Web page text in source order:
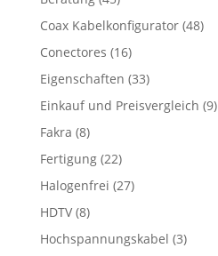
Coax Kabelkonfigurator(48)
Conectores (16)
Eigenschaften (33)
Einkauf und Preisvergleich (9)
Fakra (8)
Fertigung(22)
Halogenfrei (27)
HDTV(8)
Hochspannungskabel (3)